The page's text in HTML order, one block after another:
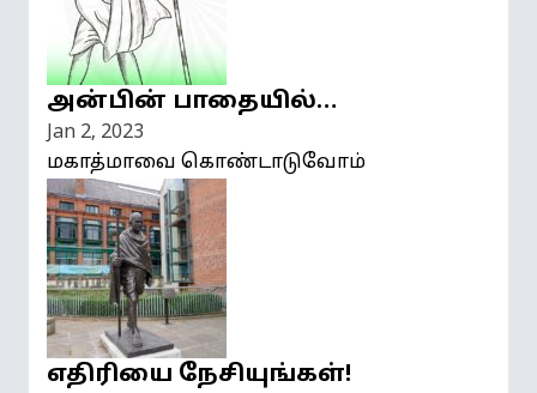
அன்பின் பாதையில்…
Jan 2, 2023
மகாத்மாவை கொண்டாடுவோம்
எதிரியை நேசியுங்கள்!